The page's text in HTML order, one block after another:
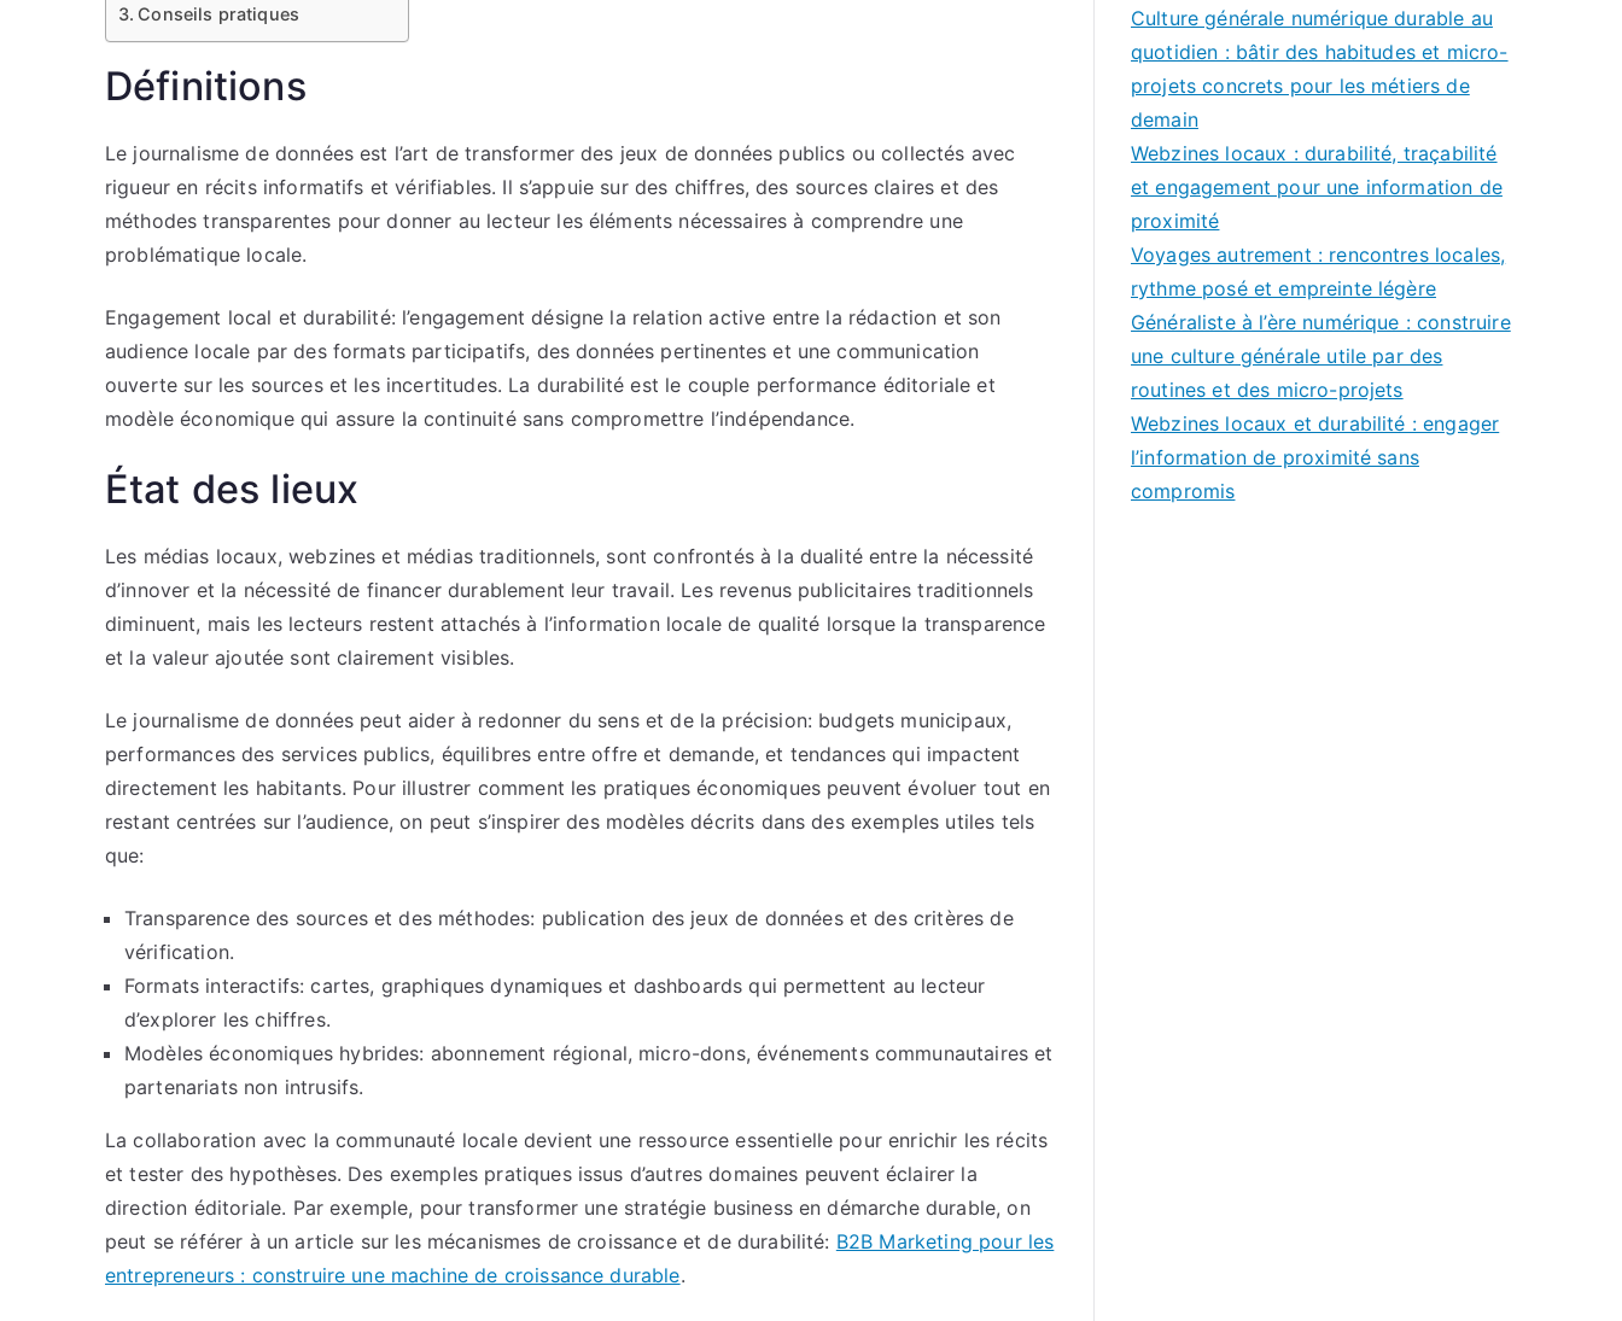
Conseils pratiques
Définitions
Le journalisme de données est l’art de transformer des jeux de données publics ou collectés avec
rigueur en récits informatifs et vérifiables. Il s’appuie sur des chiffres, des sources claires et des
méthodes transparentes pour donner au lecteur les éléments nécessaires à comprendre une
problématique locale.
Engagement local et durabilité: l’engagement désigne la relation active entre la rédaction et son
audience locale par des formats participatifs, des données pertinentes et une communication
ouverte sur les sources et les incertitudes. La durabilité est le couple performance éditoriale et
modèle économique qui assure la continuité sans compromettre l’indépendance.
État des lieux
Les médias locaux, webzines et médias traditionnels, sont confrontés à la dualité entre la nécessité
d’innover et la nécessité de financer durablement leur travail. Les revenus publicitaires traditionnels
diminuent, mais les lecteurs restent attachés à l’information locale de qualité lorsque la transparence
et la valeur ajoutée sont clairement visibles.
Le journalisme de données peut aider à redonner du sens et de la précision: budgets municipaux,
performances des services publics, équilibres entre offre et demande, et tendances qui impactent
directement les habitants. Pour illustrer comment les pratiques économiques peuvent évoluer tout en
restant centrées sur l’audience, on peut s’inspirer des modèles décrits dans des exemples utiles tels
que:
Transparence des sources et des méthodes: publication des jeux de données et des critères de
vérification.
Formats interactifs: cartes, graphiques dynamiques et dashboards qui permettent au lecteur
d’explorer les chiffres.
Modèles économiques hybrides: abonnement régional, micro-dons, événements communautaires et
partenariats non intrusifs.
La collaboration avec la communauté locale devient une ressource essentielle pour enrichir les récits
et tester des hypothèses. Des exemples pratiques issus d’autres domaines peuvent éclairer la
direction éditoriale. Par exemple, pour transformer une stratégie business en démarche durable, on
peut se référer à un article sur les mécanismes de croissance et de durabilité: B2B Marketing pour les
entrepreneurs : construire une machine de croissance durable.
Culture générale numérique durable au
quotidien : bâtir des habitudes et micro-
projets concrets pour les métiers de
demain
Webzines locaux : durabilité, traçabilité
et engagement pour une information de
proximité
Voyages autrement : rencontres locales,
rythme posé et empreinte légère
Généraliste à l’ère numérique : construire
une culture générale utile par des
routines et des micro-projets
Webzines locaux et durabilité : engager
l’information de proximité sans
compromis